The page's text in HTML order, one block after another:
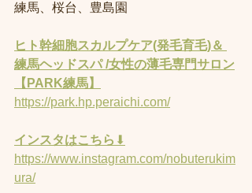
練馬、桜台、豊島園
ヒト幹細胞スカルプケア(発毛育毛)＆
練馬ヘッドスパ /女性の薄毛専門サロン
【PARK練馬】
https://park.hp.peraichi.com/
インスタはこちら ⬇︎
https://www.instagram.com/nobuterukim
ura/